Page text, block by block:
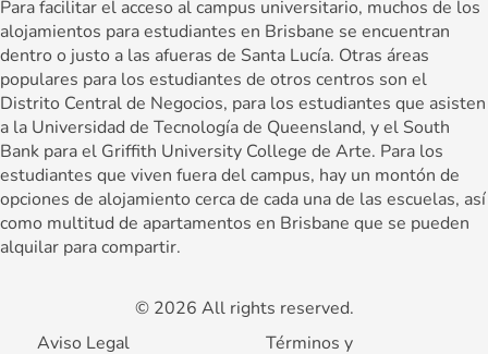
Para facilitar el acceso al campus universitario, muchos de los
alojamientos para estudiantes en Brisbane se encuentran
dentro o justo a las afueras de Santa Lucía. Otras áreas
populares para los estudiantes de otros centros son el
Distrito Central de Negocios, para los estudiantes que asisten
a la Universidad de Tecnología de Queensland, y el South
Bank para el Griffith University College de Arte. Para los
estudiantes que viven fuera del campus, hay un montón de
opciones de alojamiento cerca de cada una de las escuelas, así
como multitud de apartamentos en Brisbane que se pueden
alquilar para compartir.
© 2026 All rights reserved.
Aviso Legal
Términos y